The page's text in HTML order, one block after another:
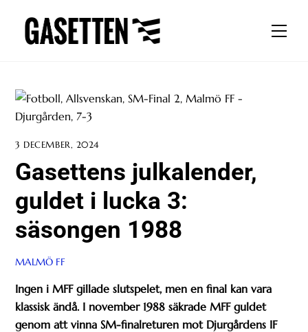
content
3 DECEMBER, 2024
Gasettens julkalender,
guldet i lucka 3:
säsongen 1988
MALMÖ FF
Ingen i MFF gillade slutspelet, men en final kan vara
klassisk ändå. I november 1988 säkrade MFF guldet
genom att vinna SM-finalreturen mot Djurgårdens IF